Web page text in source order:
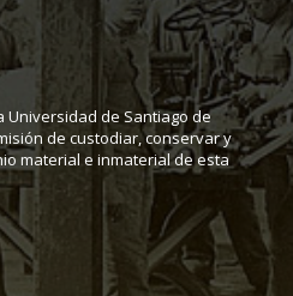
Universidad de Santiago de
de custodiar, conservar y
material e inmaterial de esta